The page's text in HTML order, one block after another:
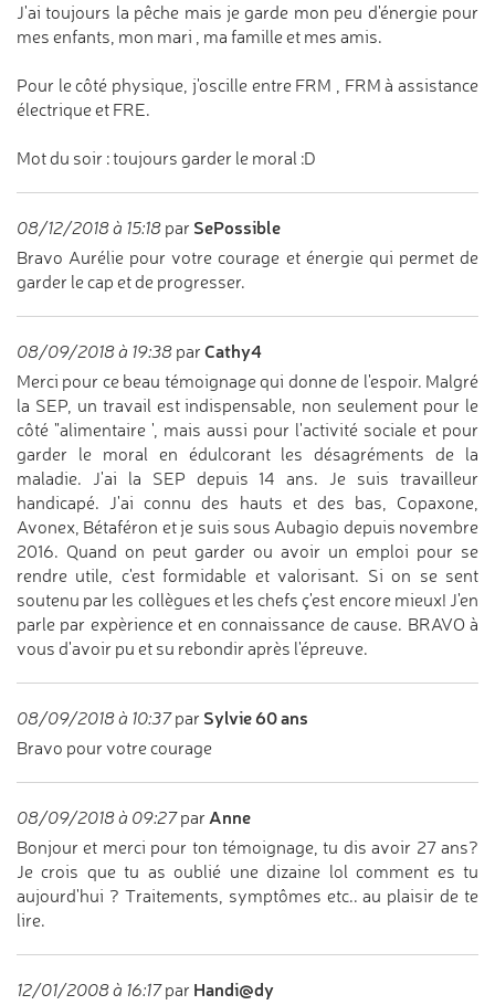
J'ai toujours la pêche mais je garde mon peu d'énergie pour
mes enfants, mon mari , ma famille et mes amis.
Pour le côté physique, j'oscille entre FRM , FRM à assistance
électrique et FRE.
Mot du soir : toujours garder le moral :D
08/12/2018 à 15:18 par SePossible
Bravo Aurélie pour votre courage et énergie qui permet de
garder le cap et de progresser.
08/09/2018 à 19:38 par Cathy4
Merci pour ce beau témoignage qui donne de l'espoir. Malgré
la SEP, un travail est indispensable, non seulement pour le
côté "alimentaire ', mais aussi pour l'activité sociale et pour
garder le moral en édulcorant les désagréments de la
maladie. J'ai la SEP depuis 14 ans. Je suis travailleur
handicapé. J'ai connu des hauts et des bas, Copaxone,
Avonex, Bétaféron et je suis sous Aubagio depuis novembre
2016. Quand on peut garder ou avoir un emploi pour se
rendre utile, c'est formidable et valorisant. Si on se sent
soutenu par les collègues et les chefs ç'est encore mieux! J'en
parle par expèrience et en connaissance de cause. BRAVO à
vous d'avoir pu et su rebondir après l'épreuve.
08/09/2018 à 10:37par Sylvie 60 ans
Bravo pour votre courage
08/09/2018 à 09:27par Anne
Bonjour et merci pour ton témoignage, tu dis avoir 27 ans?
Je crois que tu as oublié une dizaine lol comment es tu
aujourd'hui ? Traitements, symptômes etc.. au plaisir de te
lire.
12/01/2008 à 16:17par Handi@dy